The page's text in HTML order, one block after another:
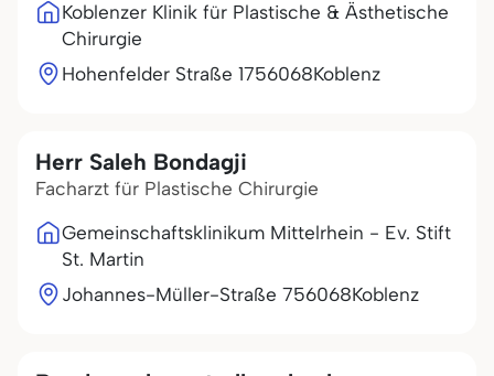
Koblenzer Klinik für Plastische & Ästhetische
Chirurgie
Hohenfelder Straße 1756068Koblenz
Herr Saleh Bondagji
Facharzt für Plastische Chirurgie
Gemeinschaftsklinikum Mittelrhein - Ev. Stift
St. Martin
Johannes-Müller-Straße 756068Koblenz